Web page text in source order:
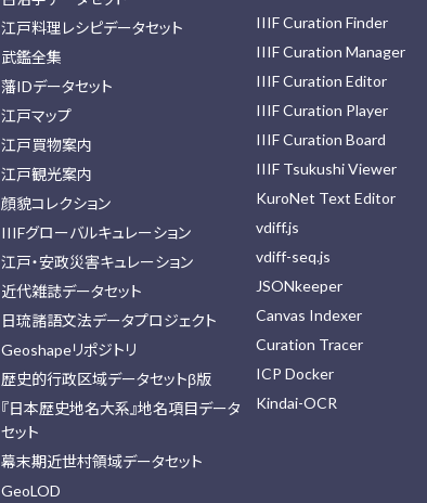
江戸料理レシピデータセット
武鑑全集
藩IDデータセット
江戸マップ
江戸買物案内
江戸観光案内
顔貌コレクション
IIIFグローバルキュレーション
江戸・安政災害キュレーション
近代雑誌データセット
日琉諸語文法データプロジェクト
Geoshapeリポジトリ
歴史的行政区域データセットβ版
『日本歴史地名大系』地名項目データ
セット
幕末期近世村領域データセット
GeoLOD
IIIF Curation Finder
IIIF Curation Manager
IIIF Curation Editor
IIIF Curation Player
IIIF Curation Board
IIIF Tsukushi Viewer
KuroNet Text Editor
vdiff.js
vdiff-seq.js
JSONkeeper
Canvas Indexer
Curation Tracer
ICP Docker
Kindai-OCR